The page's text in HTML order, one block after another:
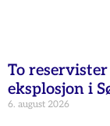
To
eksplosjon i
6. august 2026